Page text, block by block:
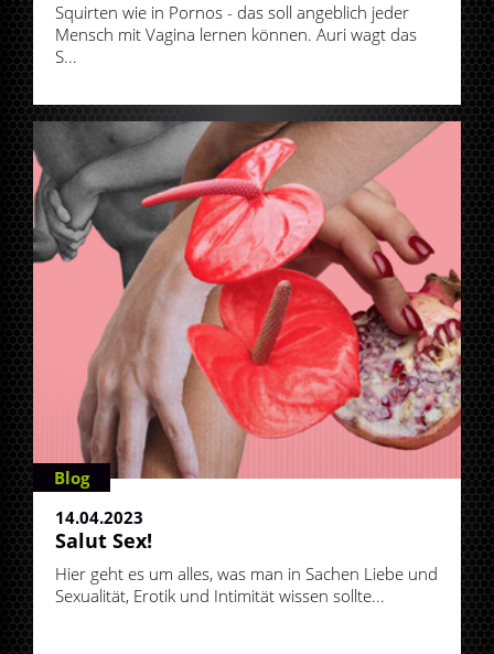
Squirten wie in Pornos - das soll angeblich jeder
Mensch mit Vagina lernen können. Auri wagt das
S...
Blog
14.04.2023
Salut Sex!
Hier geht es um alles, was man in Sachen Liebe und
Sexualität, Erotik und Intimität wissen sollte...